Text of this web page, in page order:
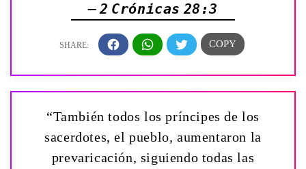
— 2 Crónicas 28:3
“También todos los príncipes de los
sacerdotes, el pueblo, aumentaron la
prevaricación, siguiendo todas las